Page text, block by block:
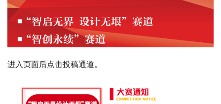
进入页面后点击投稿通道。